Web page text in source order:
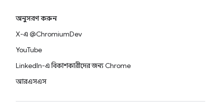
অনুসরণ করুন
X-এ @ChromiumDev
YouTube
LinkedIn-এ বিকাশকারীদের জন্য Chrome
আরএসএস